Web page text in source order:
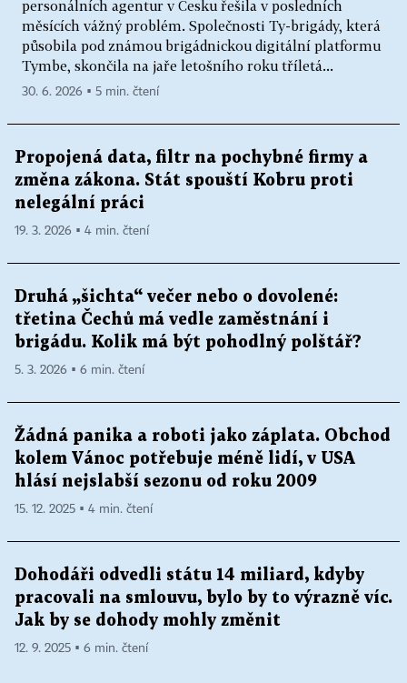
personálních agentur v Česku řešila v posledních
měsících vážný problém. Společnosti Ty-brigády, která
působila pod známou brigádnickou digitální platformu
Tymbe, skončila na jaře letošního roku tříletá...
30. 6. 2026 ▪ 5 min. čtení
Propojená data, filtr na pochybné firmy a
změna zákona. Stát spouští Kobru proti
nelegální práci
19. 3. 2026 ▪ 4 min. čtení
Druhá „šichta“ večer nebo o dovolené:
třetina Čechů má vedle zaměstnání i
brigádu. Kolik má být pohodlný polštář?
5. 3. 2026 ▪ 6 min. čtení
Žádná panika a roboti jako záplata. Obchod
kolem Vánoc potřebuje méně lidí, v USA
hlásí nejslabší sezonu od roku 2009
15. 12. 2025 ▪ 4 min. čtení
Dohodáři odvedli státu 14 miliard, kdyby
pracovali na smlouvu, bylo by to výrazně víc.
Jak by se dohody mohly změnit
12. 9. 2025 ▪ 6 min. čtení